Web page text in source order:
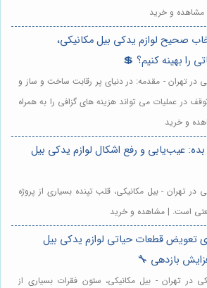
و خرید
صحیح لوازم یدکی بیل مکانیکی،
را بهینه کنیم؟ 💲
در تهران - مقدمه: در دنیای پر رقابت ساخت و ساز و
در عملیات می تواند هزینه های گزافی را به همراه
و خرید
عیب‌یابی و رفع اشکال لوازم یدکی بیل
در تهران - بیل مکانیکی، قلب تپنده بسیاری از پروژه
است. | مشاهده و خرید
تعویض قطعات حیاتی لوازم یدکی بیل
بازدهی 🔧
در تهران - بیل مکانیکی، ستون فقرات بسیاری از